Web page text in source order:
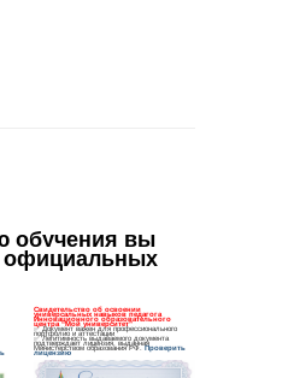
обучения вы
официальных